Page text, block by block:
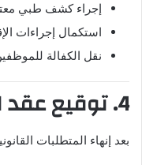
إجراء كشف طبي
استكمال إجراءات
نقل الكفالة
4. توقيع عقد العمل الرسمي
بعد إنهاء المتطلبات